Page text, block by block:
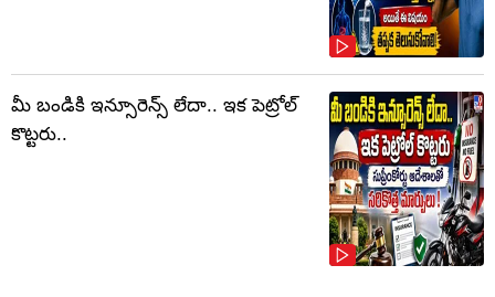
మీ బండికి ఇన్సూరెన్స్ లేదా.. ఇక పెట్రోల్
కొట్టరు..